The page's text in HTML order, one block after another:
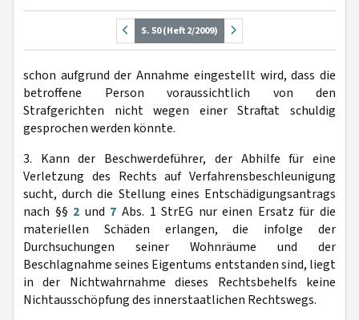
S. 50 (Heft 2/2009)
schon aufgrund der Annahme eingestellt wird, dass die
betroffene Person voraussichtlich von den
Strafgerichten nicht wegen einer Straftat schuldig
gesprochen werden könnte.
3. Kann der Beschwerdeführer, der Abhilfe für eine
Verletzung des Rechts auf Verfahrensbeschleunigung
sucht, durch die Stellung eines Entschädigungsantrags
nach §§ 2 und 7 Abs. 1 StrEG nur einen Ersatz für die
materiellen Schäden erlangen, die infolge der
Durchsuchungen seiner Wohnräume und der
Beschlagnahme seines Eigentums entstanden sind, liegt
in der Nichtwahrnahme dieses Rechtsbehelfs keine
Nichtausschöpfung des innerstaatlichen Rechtswegs.